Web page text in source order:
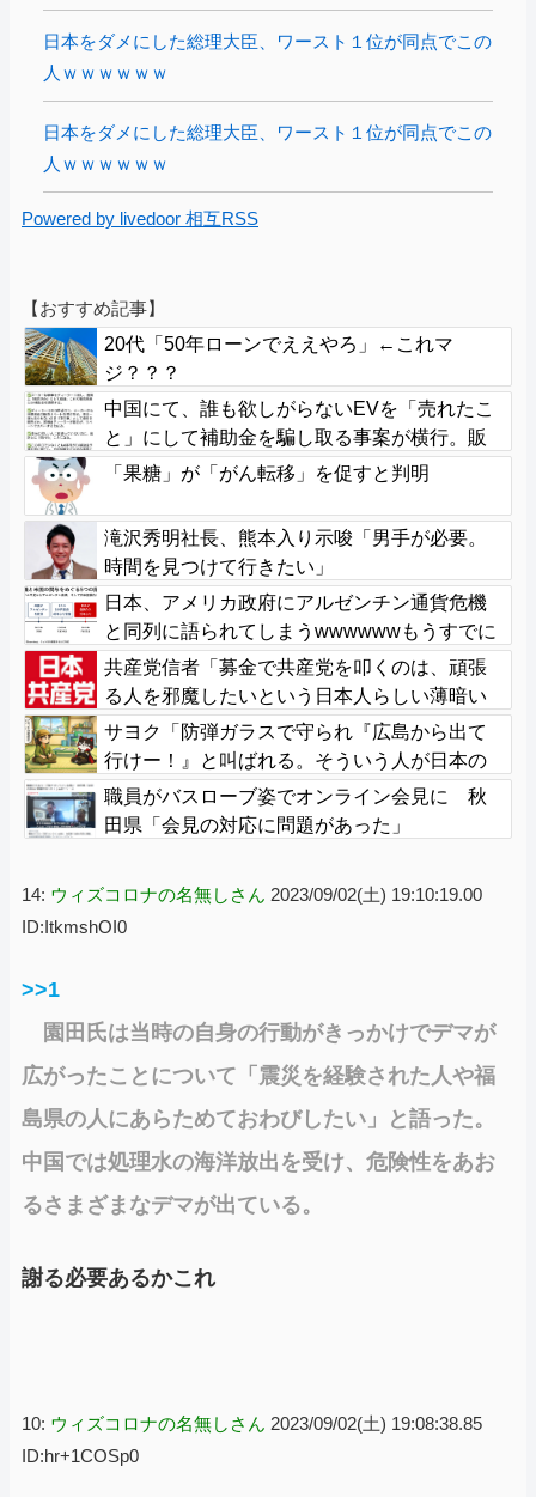
日本をダメにした総理大臣、ワースト１位が同点でこの
人ｗｗｗｗｗｗ
日本をダメにした総理大臣、ワースト１位が同点でこの
人ｗｗｗｗｗｗ
Powered by livedoor 相互RSS
【おすすめ記事】
20代「50年ローンでええやろ」←これマ
ジ？？？
中国にて、誰も欲しがらないEVを「売れたこ
と」にして補助金を騙し取る事案が横行。販
売実績水増し
「果糖」が「がん転移」を促すと判明
滝沢秀明社長、熊本入り示唆「男手が必要。
時間を見つけて行きたい」
日本、アメリカ政府にアルゼンチン通貨危機
と同列に語られてしまうwwwwwwもうすでに
158円に戻る
共産党信者「募金で共産党を叩くのは、頑張
る人を邪魔したいという日本人らしい薄暗い
欲望のせい」
サヨク「防弾ガラスで守られ『広島から出て
行けー！』と叫ばれる。そういう人が日本の
総理大臣ということ」→「どこに民意と書き
ました？」「勝手にレッテル貼り付けない
職員がバスローブ姿でオンライン会見に 秋
田県「会見の対応に問題があった」
14: ウィズコロナの名無しさん 2023/09/02(土) 19:10:19.00
ID:ItkmshOI0
>>1
園田氏は当時の自身の行動がきっかけでデマが
広がったことについて「震災を経験された人や福
島県の人にあらためておわびしたい」と語った。
中国では処理水の海洋放出を受け、危険性をあお
るさまざまなデマが出ている。
謝る必要あるかこれ
10: ウィズコロナの名無しさん 2023/09/02(土) 19:08:38.85
ID:hr+1COSp0